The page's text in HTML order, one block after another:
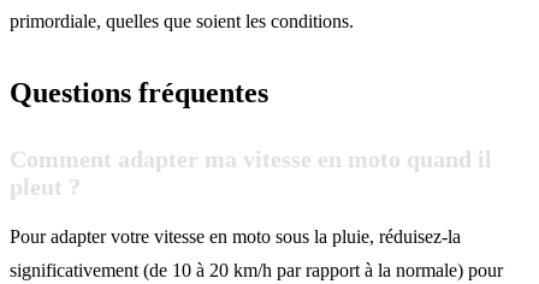
primordiale, quelles que soient les conditions.
Questions fréquentes
Comment adapter ma vitesse en moto quand il
pleut ?
Pour adapter votre vitesse en moto sous la pluie, réduisez-la
significativement (de 10 à 20 km/h par rapport à la normale) pour